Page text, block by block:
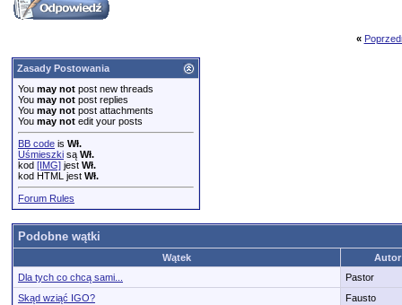
«
Zasady Postowania
You may not post new threads
You may not post replies
You may not post attachments
You may not edit your posts
BB code is Wł.
Uśmieszki są Wł.
kod [IMG] jest Wł.
kod HTML jest Wł.
Forum Rules
Podobne wątki
Wątek
Dla tych co chcą sami...
Pastor
Skąd wziąć IGO?
Fausto